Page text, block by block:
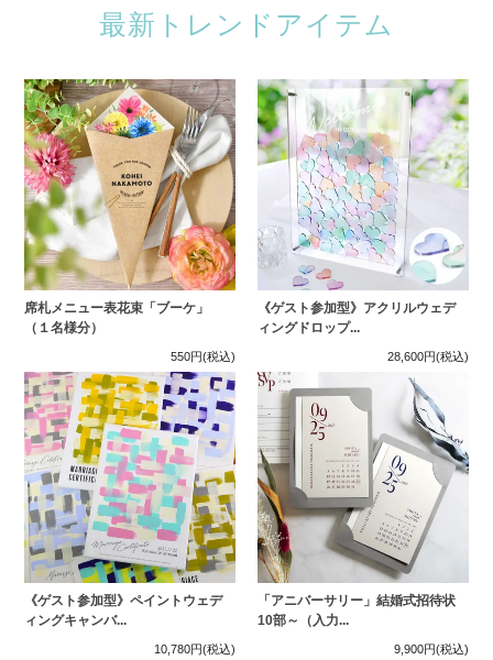
最新トレンドアイテム
席札メニュー表花束「ブーケ」
（１名様分）
550円(税込)
《ゲスト参加型》アクリルウェデ
ィングドロップ...
28,600円(税込)
《ゲスト参加型》ペイントウェデ
ィングキャンバ...
10,780円(税込)
「アニバーサリー」結婚式招待状
10部～（入力...
9,900円(税込)